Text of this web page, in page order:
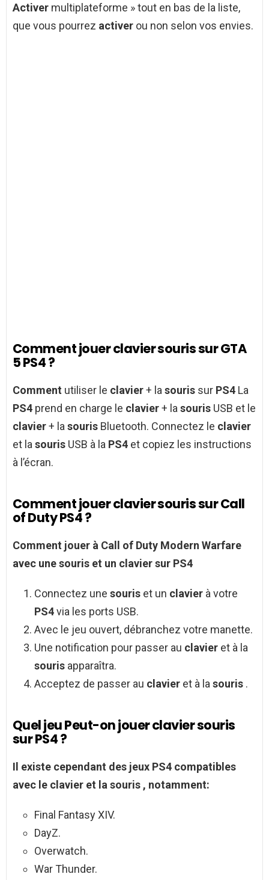
Activer multiplateforme » tout en bas de la liste,
que vous pourrez activer ou non selon vos envies.
Comment jouer clavier souris sur GTA
5 PS4 ?
Comment utiliser le clavier+ la souris sur PS4 La
PS4 prend en charge le clavier+ la souris USB et le
clavier+ la souris Bluetooth. Connectez le clavier
et la souris USB à la PS4 et copiez les instructions
à l’écran.
Comment jouer clavier souris sur Call
of Duty PS4 ?
Comment jouer à Call of Duty Modern Warfare
avec unesouris et un claviersur PS4
Connectez une souris et un clavier à votre
PS4via les ports USB.
Avec le jeu ouvert, débranchez votre manette.
Une notification pour passer au clavier et à la
souris apparaîtra.
Acceptez de passer au clavier et à la souris .
Quel jeu Peut-on jouer clavier souris
sur PS4 ?
Il existe cependant des jeux PS4 compatibles
avec le clavier et la souris , notamment:
Final Fantasy XIV.
DayZ.
Overwatch.
War Thunder.